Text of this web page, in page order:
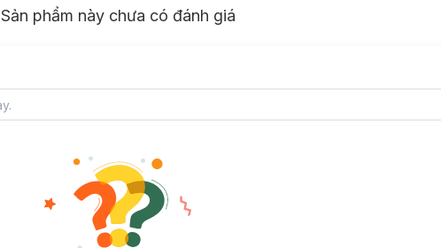
Sản phẩm này chưa có đánh giá